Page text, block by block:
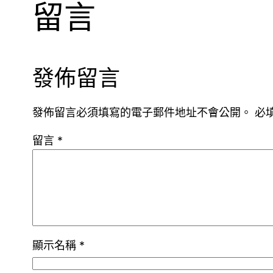
留言
發佈留言
發佈留言必須填寫的電子郵件地址不會公開。 必
留言 *
顯示名稱 *